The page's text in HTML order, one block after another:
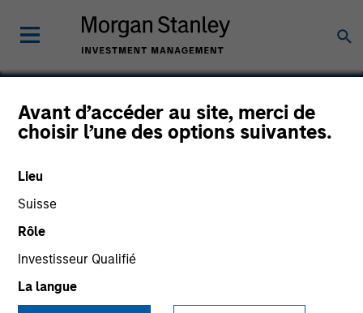
Avant d’accéder au site, merci de
choisir l’une des options suivantes.
Lieu
Suisse
Rôle
Investisseur Qualifié
La langue
Tiff's Treats